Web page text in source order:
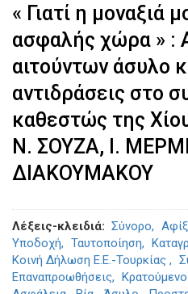
« Γιατί η μοναξιά
ασφαλής χώρα » :
αιτούντων άσυλο
αντιδράσεις στο
καθεστώς της
Ν. ΣΟΥΖΑ, Ι.
ΔΙΑΚΟΥΜΑΚΟΥ
Λέξεις-κλειδιά Σύνορο
Υποδοχή
Ταυτοποίηση
Κοινή Δήλωση Ε.Ε.-Τουρκίας
Επαναπροωθήσεις